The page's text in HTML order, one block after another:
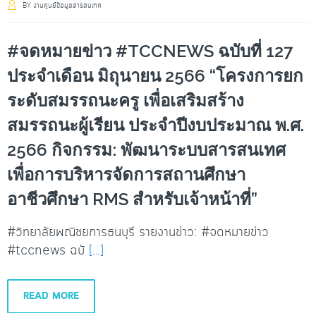
BY งานศูนย์ข้อมูลสารสนเทศ
#จดหมายข่าว #TCCNEWS ฉบับที่ 127
ประจำเดือน มิถุนายน 2566 “โครงการยก
ระดับสมรรถนะครู เพื่อเสริมสร้าง
สมรรถนะผู้เรียน ประจำปีงบประมาณ พ.ศ.
2566 กิจกรรม: พัฒนาระบบสารสนเทศ
เพื่อการบริหารจัดการสถานศึกษา
อาชีวศึกษา RMS สำหรับเจ้าหน้าที่”
#วิทยาลัยพณิชยการธนบุรี รายงานข่าว: #จดหมายข่าว
#tccnews ฉบั […]
READ MORE